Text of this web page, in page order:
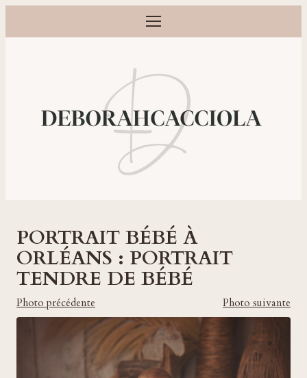
Ouvrir le menu
Photographe grossesse, naissance, bébé et famille à Orléans
PORTRAIT BÉBÉ À
ORLÉANS : PORTRAIT
TENDRE DE BÉBÉ
Photo précédente Photo suivante